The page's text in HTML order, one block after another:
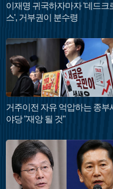
이재명 귀국하자마자 '데드크
스', 거부권이 분수령
거주이전 자유 억압하는 종부
야당 "재앙 될 것"